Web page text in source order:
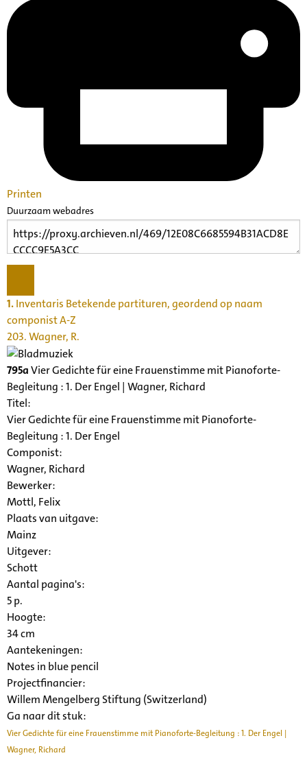
Printen
Duurzaam webadres
1.Inventaris Betekende partituren, geordend op naam
componist A-Z
203. Wagner, R.
795aVier Gedichte für eine Frauenstimme mit Pianoforte-
Begleitung : 1. Der Engel | Wagner, Richard
Titel:
Vier Gedichte für eine Frauenstimme mit Pianoforte-
Begleitung : 1. Der Engel
Componist:
Wagner, Richard
Bewerker:
Mottl, Felix
Plaats van uitgave:
Mainz
Uitgever:
Schott
Aantal pagina's:
5 p.
Hoogte:
34 cm
Aantekeningen:
Notes in blue pencil
Projectfinancier:
Willem Mengelberg Stiftung (Switzerland)
Ga naar dit stuk:
Vier Gedichte für eine Frauenstimme mit Pianoforte-Begleitung : 1. Der Engel |
Wagner, Richard